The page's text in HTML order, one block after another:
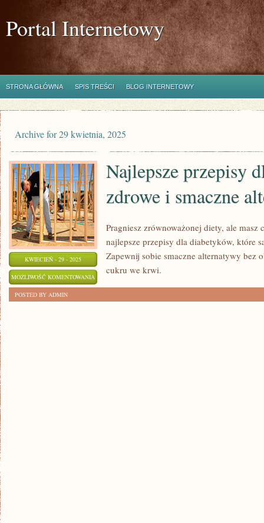
Portal Internetowy
STRONA GŁÓWNA SPIS TREŚCI BLOG INTERNETOWY
Archive for 29 kwietnia, 2025
KWIECIEŃ - 29 - 2025
MOŻLIWOŚĆ KOMENTOWANIA
ZOSTAŁA WYŁĄCZONA
Najlepsze przepisy
zdrowe i smaczne
Pragniesz zrównoważonej diety, ale
najlepsze przepisy dla diabetyków, które
Zapewnij sobie smaczne alternatywy bez
cukru we krwi.
POSTED BY ADMIN